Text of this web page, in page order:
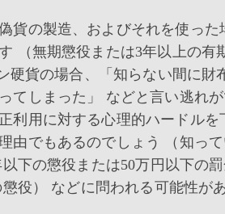
貨の製造、およびそれを使った
（無期懲役または3年以上の
硬貨の場合、「知らない間に財
てしまった」 などと言い逃れ
利用に対する心理的ハードルを
由でもあるのでしょう （知っ
下の懲役または50万円以下の
役） などに問われる可能性が